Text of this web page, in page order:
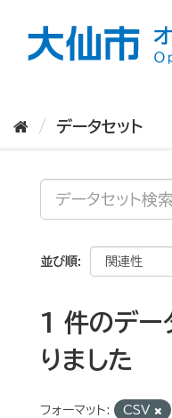
データセット
並び順
1 件のデー
りました
フォーマット: CSV